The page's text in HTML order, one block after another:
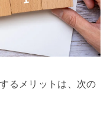
るメリットは、次の